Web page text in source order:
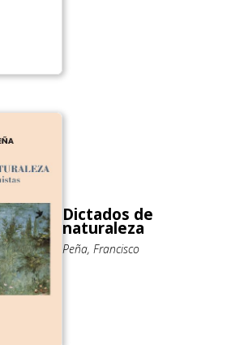
Dictados de
naturaleza
Peña, Francisco